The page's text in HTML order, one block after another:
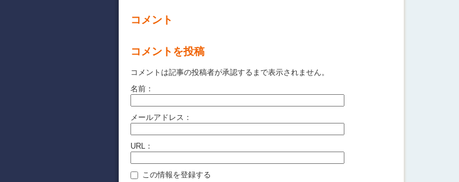
コメント
コメントを投稿
コメントは記事の投稿者が承認するまで表示されません。
名前：
メールアドレス：
URL：
この情報を登録する